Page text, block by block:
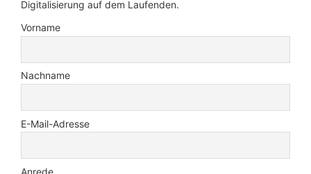
Digitalisierung auf dem Laufenden.
Vorname
Nachname
E-Mail-Adresse
Anrede